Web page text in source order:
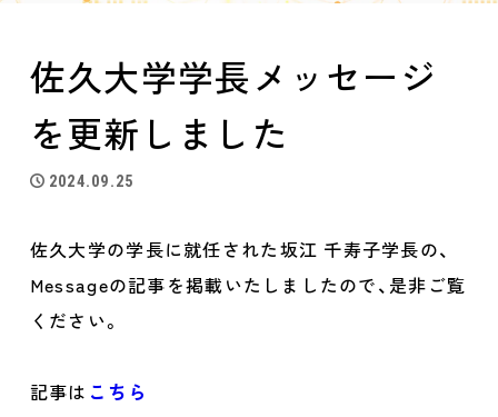
佐久大学学長メッセージ
を更新しました
2024.09.25
佐久大学の学長に就任された坂江 千寿子学長の、
Messageの記事を掲載いたしましたので、是非ご覧
ください。
記事は こちら